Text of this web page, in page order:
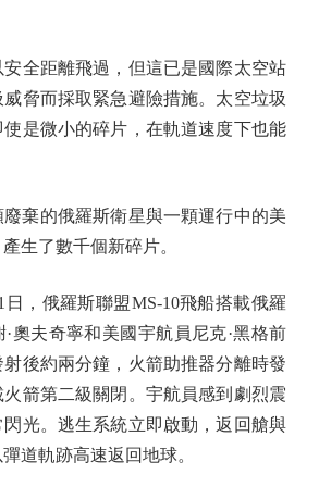
距離飛過，但這已是國際太空站
脅而採取緊急避險措施。太空垃圾
使是微小的碎片，在軌道速度下也能
棄的俄羅斯衛星與一顆運行中的美
生了數千個新碎片。
，俄羅斯聯盟MS-10飛船搭載俄羅
奧夫奇寧和美國宇航員尼克·黑格前
後約兩分鐘，火箭助推器分離時發
箭第二級關閉。宇航員感到劇烈震
光。逃生系統立即啟動，返回艙與
道軌跡高速返回地球。